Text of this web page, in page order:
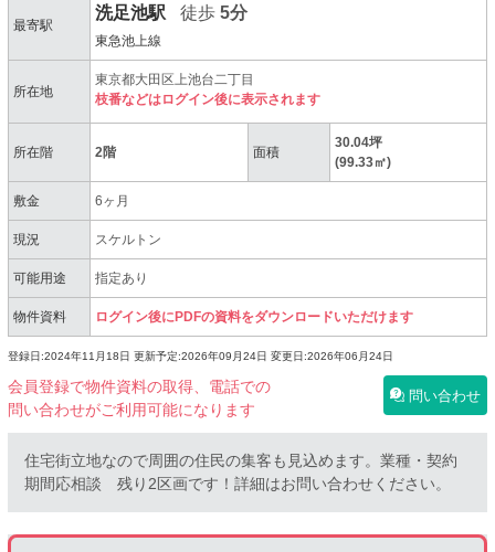
最寄駅
洗足池駅 徒歩5分
東急池上線
所在地
東京都大田区上池台二丁目
枝番などはログイン後に表示されます
所在階 2階 面積
30.04坪
(99.33㎡)
敷金 6ヶ月
現況 スケルトン
可能用途 指定あり
物件資料 ログイン後にPDFの資料をダウンロードいただけます
登録日:2024年11月18日 更新予定:2026年09月24日 変更日:2026年06月24日
会員登録で物件資料の取得、電話での
問い合わせがご利用可能になります
問い合わせ
住宅街立地なので周囲の住民の集客も見込めます。業種・契約
期間応相談 残り2区画です！詳細はお問い合わせください。